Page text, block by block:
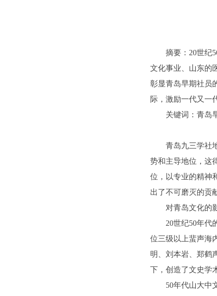
摘要： 20世纪
文化事业、山东的
彰显青岛早期社员
际，激励一代又一
关键词： 青岛
青岛九三学社
势和主导地位，这
位，以专业的精神
出了不可磨灭的贡
对青岛文化的
20世纪50年代
位三级以上蜚声海
明、刘本岩、郑鹤
下，创造了文史学
50年代山大中